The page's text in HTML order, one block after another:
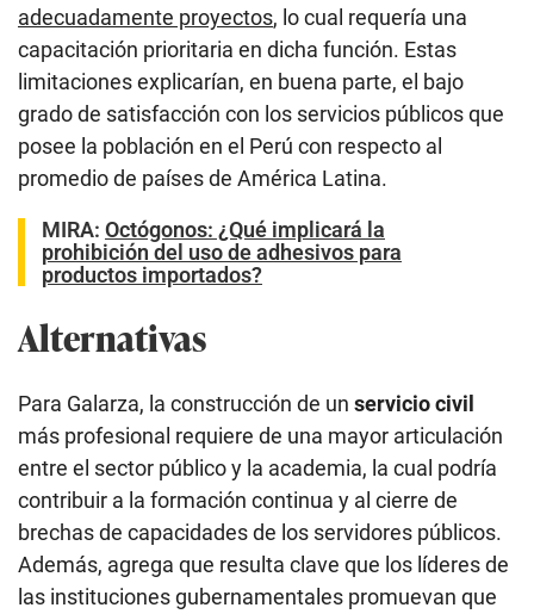
adecuadamente proyectos, lo cual requería una
capacitación prioritaria en dicha función. Estas
limitaciones explicarían, en buena parte, el bajo
grado de satisfacción con los servicios públicos que
posee la población en el Perú con respecto al
promedio de países de América Latina.
MIRA: Octógonos: ¿Qué implicará la
prohibición del uso de adhesivos para
productos importados?
Alternativas
Para Galarza, la construcción de un servicio civil
más profesional requiere de una mayor articulación
entre el sector público y la academia, la cual podría
contribuir a la formación continua y al cierre de
brechas de capacidades de los servidores públicos.
Además, agrega que resulta clave que los líderes de
las instituciones gubernamentales promuevan que